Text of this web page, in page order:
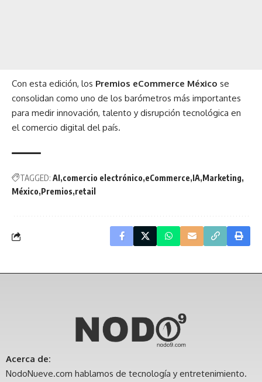
Con esta edición, los Premios eCommerce México se
consolidan como uno de los barómetros más importantes
para medir innovación, talento y disrupción tecnológica en
el comercio digital del país.
TAGGED: AI comercio electrónico eCommerce IA Marketing
México Premios retail
Acerca de:
NodoNueve.com hablamos de tecnología y entretenimiento.